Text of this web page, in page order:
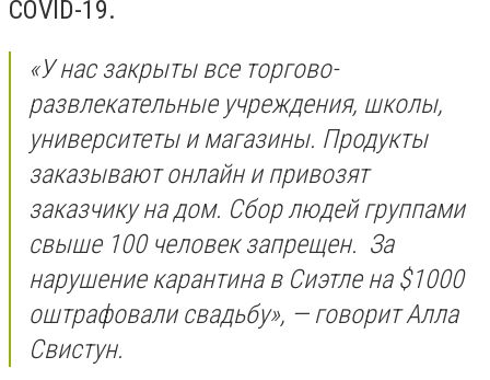
COVID-19.
«У нас закрыты все торгово-
развлекательные учреждения, школы,
университеты и магазины. Продукты
заказывают онлайн и привозят
заказчику на дом. Сбор людей группами
свыше 100 человек запрещен. За
нарушение карантина в Сиэтле на $1000
оштрафовали свадьбу», — говорит Алла
Свистун.